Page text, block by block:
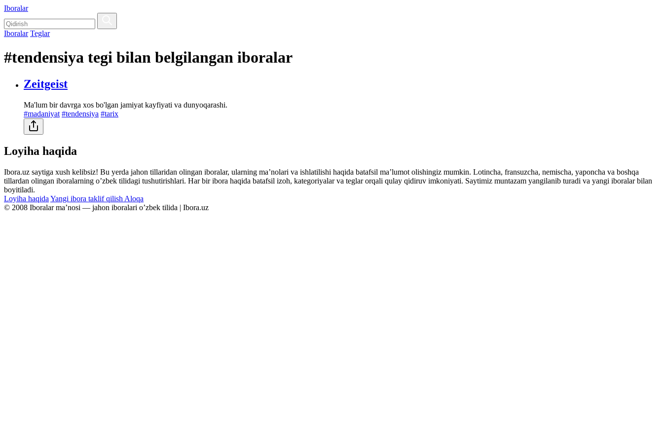
Iboralar
Iboralar Teglar
#tendensiya tegi bilan belgilangan iboralar
Zeitgeist
Ma'lum bir davrga xos bo'lgan jamiyat kayfiyati va dunyoqarashi.
#madaniyat #tendensiya #tarix
Loyiha haqida
Ibora.uz saytiga xush kelibsiz! Bu yerda jahon tillaridan olingan iboralar, ularning maʼnolari va ishlatilishi haqida batafsil maʼlumot olishingiz mumkin. Lotincha, fransuzcha, nemischa, yaponcha va boshqa
tillardan olingan iboralarning oʼzbek tilidagi tushutirishlari. Har bir ibora haqida batafsil izoh, kategoriyalar va teglar orqali qulay qidiruv imkoniyati. Saytimiz muntazam yangilanib turadi va yangi iboralar bilan
boyitiladi.
Loyiha haqida Yangi ibora taklif qilish Aloqa
© 2008 Iboralar maʼnosi — jahon iboralari oʼzbek tilida | Ibora.uz